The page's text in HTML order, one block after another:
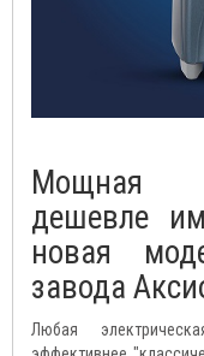
Мощная
дешевле
новая
завода
Любая